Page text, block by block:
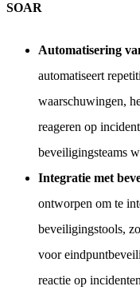
SOAR
Automatisering
automatiseert
waarschuwingen,
reageren op
beveiligingsteams
Integratie met
ontworpen om te
beveiligingstools,
voor
reactie op